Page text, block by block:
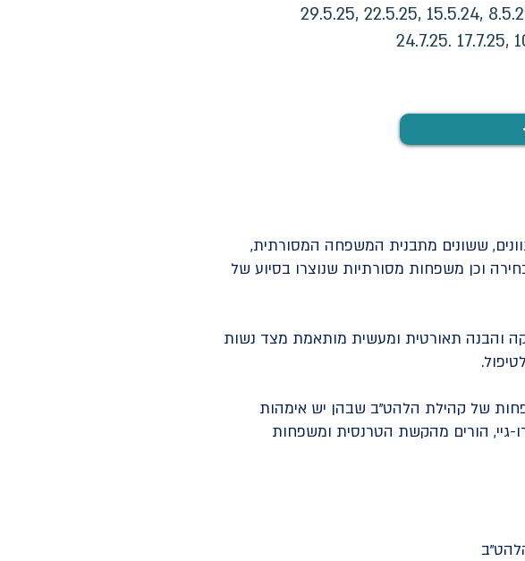
ששונים מתבנית המשפחה המסורתית,
וכן משפחות מסורתיות שנוצרו בסיוע של
והבנה תאורטית ומעשית מותאמת מצד נשות
של קהילת הלהט"ב שבהן יש אימהות
גיי, הורים מהקשת הטרנסית ומשפחות